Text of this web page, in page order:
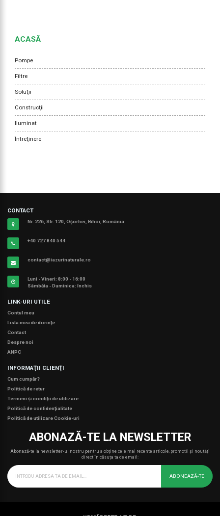
ACASĂ
Pompe
Filtre
Soluţii
Construcţii
Iluminat
Întreţinere
CONTACT
Nr. 226, Str. 120, Oșorhei, Bihor, România
+40 727 840 544
contact@iazurinaturale.ro
Luni - Vineri: 8:00 - 16:00
Sâmbăta - Duminica: închis
LINK-URI UTILE
Contul meu
Lista mea de dorinţe
Contact
Despre noi
ANPC
INFORMAŢII CLIENŢI
Cum cumpăr?
Politică de retur
Termeni şi condiţii de utilizare
Politică de confidenţialitate
Politică de utilizare Cookie-uri
ABONAZĂ-TE LA NEWSLETTER
Abonază-te la newsletter-ul nostru pentru a obține cele mai recente articole, promotii şi noutăţi
direct în căsuța ta de email:
ABONEAZĂ-TE